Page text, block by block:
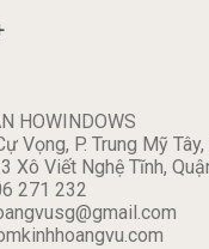
HOWINDOWS
Vọng, P. Trung Mỹ
Xô Viết Nghệ Tĩnh,
271 232